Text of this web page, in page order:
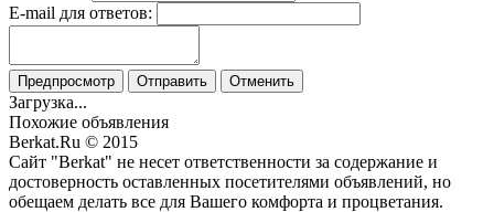
E-mail для ответов:
Предпросмотр Отправить Отменить
Загрузка...
Похожие объявления
Berkat.Ru © 2015
Сайт "Berkat" не несет ответственности за содержание и
достоверность оставленных посетителями объявлений, но
обещаем делать все для Вашего комфорта и процветания.